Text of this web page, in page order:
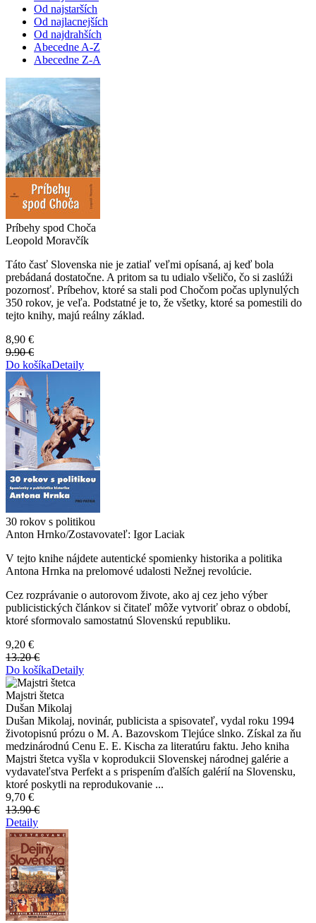
Od najstarších
Od najlacnejších
Od najdrahších
Abecedne A-Z
Abecedne Z-A
Príbehy spod Choča
Leopold Moravčík
Táto časť Slovenska nie je zatiaľ veľmi opísaná, aj keď bola
prebádaná dostatočne. A pritom sa tu udialo všeličo, čo si zaslúži
pozornosť. Príbehov, ktoré sa stali pod Chočom počas uplynulých
350 rokov, je veľa. Podstatné je to, že všetky, ktoré sa pomestili do
tejto knihy, majú reálny základ.
8,90 €
9.90 €
Do košíkaDetaily
30 rokov s politikou
Anton Hrnko/Zostavovateľ: Igor Laciak
V tejto knihe nájdete autentické spomienky historika a politika
Antona Hrnka na prelomové udalosti Nežnej revolúcie.
Cez rozprávanie o autorovom živote, ako aj cez jeho výber
publicistických článkov si čitateľ môže vytvoriť obraz o období,
ktoré sformovalo samostatnú Slovenskú republiku.
9,20 €
13.20 €
Do košíkaDetaily
Majstri štetca
Dušan Mikolaj
Dušan Mikolaj, novinár, publicista a spisovateľ, vydal roku 1994
životopisnú prózu o M. A. Bazovskom Tlejúce slnko. Získal za ňu
medzinárodnú Cenu E. E. Kischa za literatúru faktu. Jeho kniha
Majstri štetca vyšla v koprodukcii Slovenskej národnej galérie a
vydavateľstva Perfekt a s prispením ďalších galérií na Slovensku,
ktoré poskytli na reprodukovanie ...
9,70 €
13.90 €
Detaily